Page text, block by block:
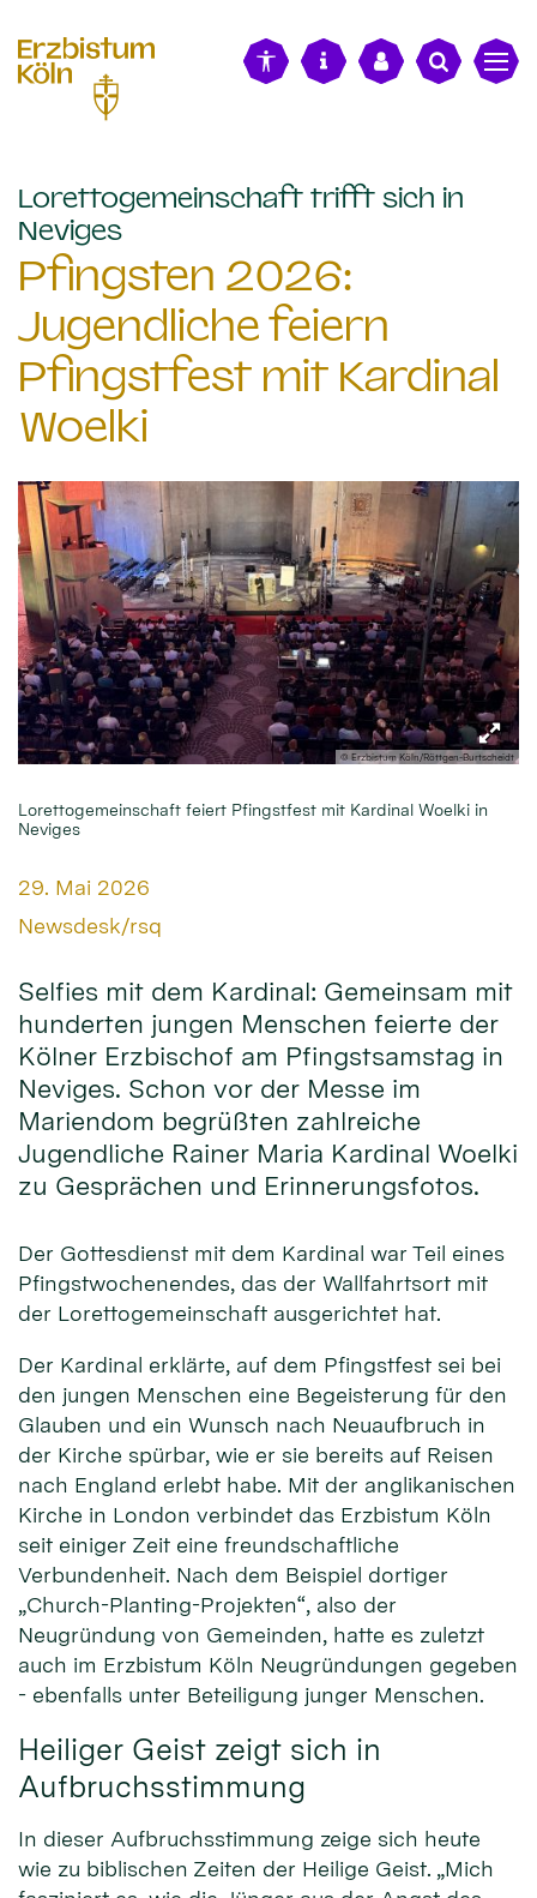
Lorettogemeinschaft trifft sich in
Neviges:
Pfingsten 2026:
Jugendliche feiern
Pfingstfest mit Kardinal
Woelki
© Erzbistum Köln/Röttgen-Burtscheidt
Lorettogemeinschaft feiert Pfingstfest mit Kardinal Woelki in
Neviges
Datum:
29. Mai 2026
Von:
Newsdesk/rsq
Selfies mit dem Kardinal: Gemeinsam mit
hunderten jungen Menschen feierte der
Kölner Erzbischof am Pfingstsamstag in
Neviges. Schon vor der Messe im
Mariendom begrüßten zahlreiche
Jugendliche Rainer Maria Kardinal Woelki
zu Gesprächen und Erinnerungsfotos.
Der Gottesdienst mit dem Kardinal war Teil eines
Pfingstwochenendes, das der Wallfahrtsort mit
der Lorettogemeinschaft ausgerichtet hat.
Der Kardinal erklärte, auf dem Pfingstfest sei bei
den jungen Menschen eine Begeisterung für den
Glauben und ein Wunsch nach Neuaufbruch in
der Kirche spürbar, wie er sie bereits auf Reisen
nach England erlebt habe. Mit der anglikanischen
Kirche in London verbindet das Erzbistum Köln
seit einiger Zeit eine freundschaftliche
Verbundenheit. Nach dem Beispiel dortiger
„Church-Planting-Projekten“, also der
Neugründung von Gemeinden, hatte es zuletzt
auch im Erzbistum Köln Neugründungen gegeben
- ebenfalls unter Beteiligung junger Menschen.
Heiliger Geist zeigt sich in
Aufbruchsstimmung
In dieser Aufbruchsstimmung zeige sich heute
wie zu biblischen Zeiten der Heilige Geist. „Mich